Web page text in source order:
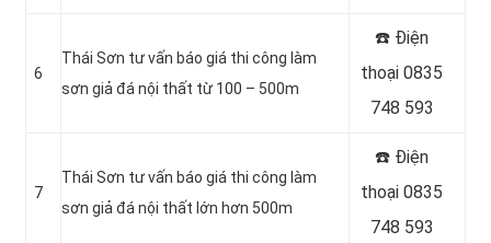
6
Thái Sơn tư vấn báo giá thi công làm
sơn giả đá nội thất từ 100 – 500m
☎️ Điện
thoại 0835
748 593
7
Thái Sơn tư vấn báo giá thi công làm
sơn giả đá nội thất lớn hơn 500m
☎️ Điện
thoại 0835
748 593